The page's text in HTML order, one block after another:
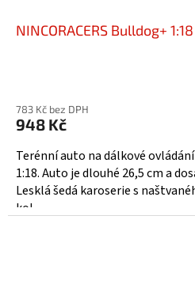
NINCORACERS Bulldog+
783 Kč bez DPH
948 Kč
Terénní auto na dálkové
1:18. Auto je dlouhé 26,5 cm a
Lesklá šedá karoserie s
kol....